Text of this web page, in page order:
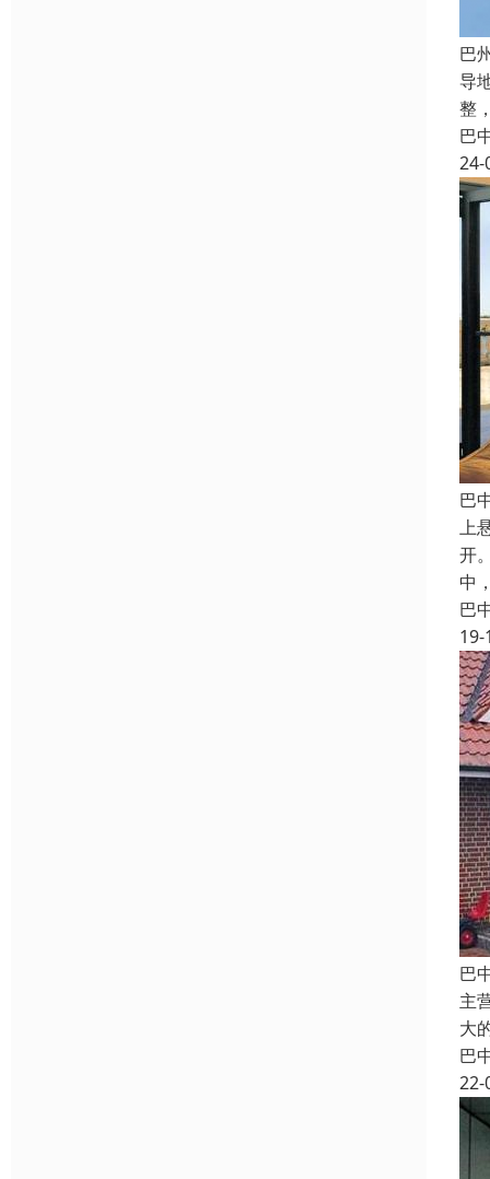
巴
导
整
巴
24-
巴
上
开
中
巴
19-
巴
主
大
巴
22-